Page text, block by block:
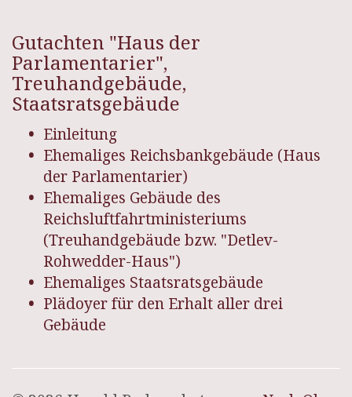
Gutachten "Haus der
Parlamentarier",
Treuhandgebäude,
Staatsratsgebäude
Einleitung
Ehemaliges Reichsbankgebäude (Haus
der Parlamentarier)
Ehemaliges Gebäude des
Reichsluftfahrtministeriums
(Treuhandgebäude bzw. "Detlev-
Rohwedder-Haus")
Ehemaliges Staatsratsgebäude
Plädoyer für den Erhalt aller drei
Gebäude